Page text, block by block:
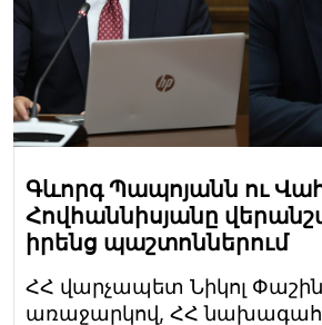
Գևորգ Պապոյանն ու
Հովհաննիսյանը
իրենց պաշտոններում
ՀՀ վարչապետ Նիկոլ
առաջարկով, ՀՀ